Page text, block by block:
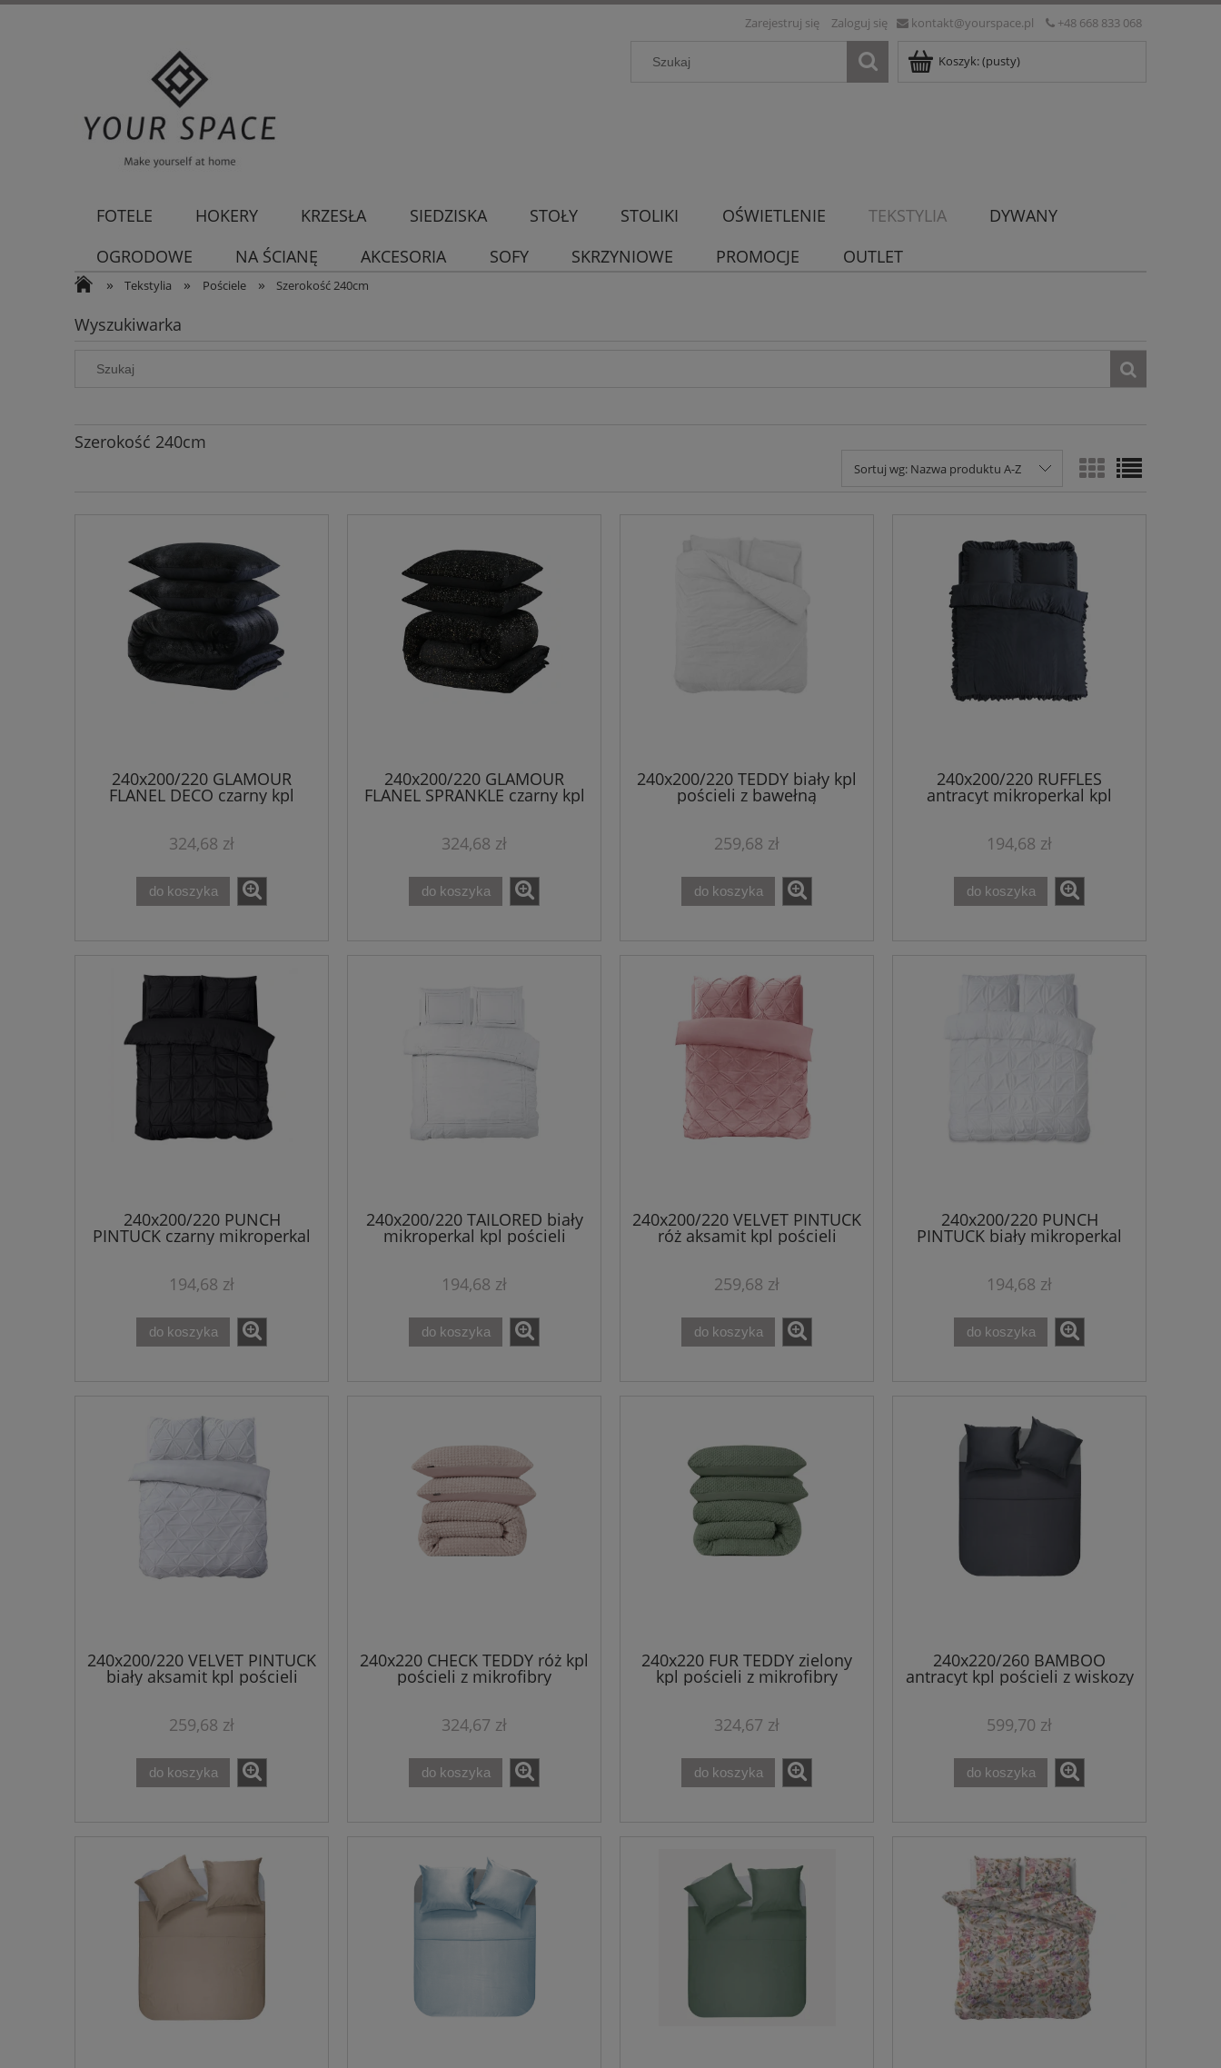
kontakt@yourspace.pl +48 668 833 068
Zarejestruj się Zaloguj się
Koszyk:(pusty)
FOTELE HOKERY KRZESŁA SIEDZISKA STOŁY STOLIKI OŚWIETLENIE TEKSTYLIA
DYWANY
OGRODOWE
NA ŚCIANĘ AKCESORIA SOFY SKRZYNIOWE PROMOCJE OUTLET
» Tekstylia » Pościele » Szerokość 240cm
Wyszukiwarka
Szerokość 240cm
Sortuj wg: Nazwa produktu A-Z
240x200/220 GLAMOUR
FLANEL DECO czarny kpl
324,68 zł
do koszyka
240x200/220 GLAMOUR
FLANEL SPRANKLE czarny kpl
324,68 zł
do koszyka
240x200/220 TEDDY biały kpl
pościeli z bawełną
259,68 zł
do koszyka
240x200/220 RUFFLES
antracyt mikroperkal kpl
pościeli
194,68 zł
do koszyka
240x200/220 PUNCH
PINTUCK czarny mikroperkal
kpl pościeli
194,68 zł
do koszyka
240x200/220 TAILORED biały
mikroperkal kpl pościeli
194,68 zł
do koszyka
240x200/220 VELVET PINTUCK
róż aksamit kpl pościeli
259,68 zł
do koszyka
240x200/220 PUNCH
PINTUCK biały mikroperkal
kpl pościeli
194,68 zł
do koszyka
240x200/220 VELVET PINTUCK
biały aksamit kpl pościeli
259,68 zł
do koszyka
240x220 CHECK TEDDY róż kpl
pościeli z mikrofibry
324,67 zł
do koszyka
240x220 FUR TEDDY zielony
kpl pościeli z mikrofibry
324,67 zł
do koszyka
240x220/260 BAMBOO
antracyt kpl pościeli z wiskozy
bambusowej
599,70 zł
do koszyka